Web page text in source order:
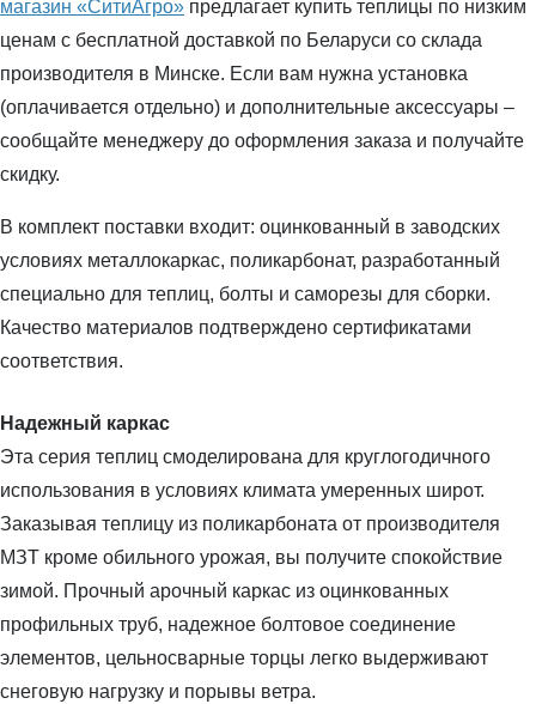
магазин «СитиАгро» предлагает купить теплицы по низким
ценам с бесплатной доставкой по Беларуси со склада
производителя в Минске. Если вам нужна установка
(оплачивается отдельно) и дополнительные аксессуары –
сообщайте менеджеру до оформления заказа и получайте
скидку.
В комплект поставки входит: оцинкованный в заводских
условиях металлокаркас, поликарбонат, разработанный
специально для теплиц, болты и саморезы для сборки.
Качество материалов подтверждено сертификатами
соответствия.
Надежный каркас
Эта серия теплиц смоделирована для круглогодичного
использования в условиях климата умеренных широт.
Заказывая теплицу из поликарбоната от производителя
МЗТ кроме обильного урожая, вы получите спокойствие
зимой. Прочный арочный каркас из оцинкованных
профильных труб, надежное болтовое соединение
элементов, цельносварные торцы легко выдерживают
снеговую нагрузку и порывы ветра.